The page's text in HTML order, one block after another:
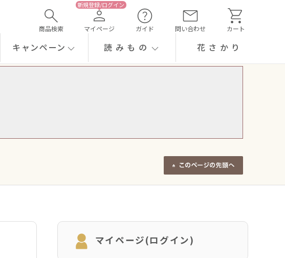
商品検索 マイページ ガイド 問い合わせ カート
キャンペーン 読みもの 花さかり
マイページ(ログイン)